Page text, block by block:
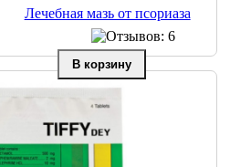
Лечебная мазь от псориаза